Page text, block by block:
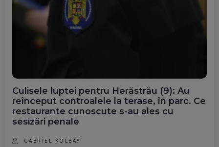
Culisele luptei pentru Herăstrău (9): Au
reînceput controalele la terase, în parc. Ce
restaurante cunoscute s-au ales cu
sesizări penale
GABRIEL KOLBAY